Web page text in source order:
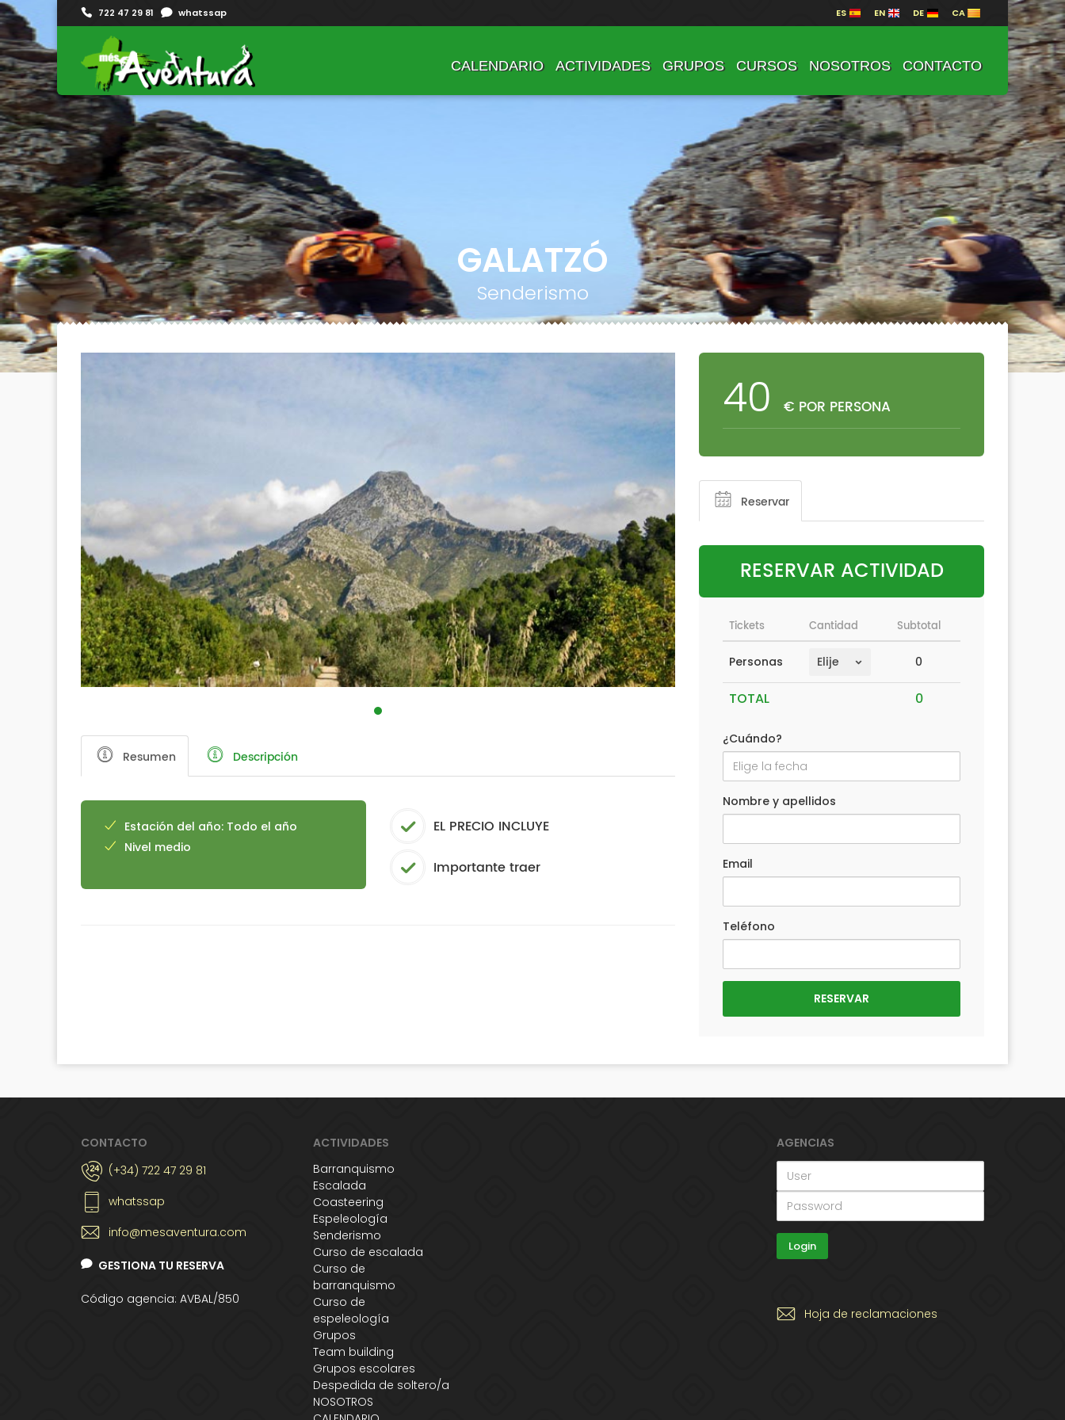
722 47 29 81 whatssap ES EN DE CA
CALENDARIO ACTIVIDADES GRUPOS CURSOS NOSOTROS CONTACTO
GALATZÓ
Senderismo
Resumen Descripción
Estación del año: Todo el año
Nivel medio
EL PRECIO INCLUYE
Importante traer
40 € POR PERSONA
Reservar
RESERVAR ACTIVIDAD
Tickets Cantidad Subtotal
TOTAL
Personas 0
¿Cuándo?
Nombre y apellidos
Email
Teléfono
CONTACTO
(+34) 722 47 29 81
whatssap
info@mesaventura.com
GESTIONA TU RESERVA
Código agencia: AVBAL/850
ACTIVIDADES
Barranquismo
Escalada
Coasteering
Espeleología
Senderismo
Curso de escalada
Curso de
barranquismo
Curso de
espeleología
Grupos
Team building
Grupos escolares
Despedida de soltero/a
NOSOTROS
AGENCIAS
Hoja de reclamaciones